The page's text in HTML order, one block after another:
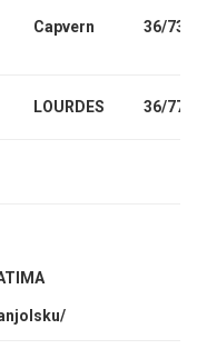
Capvern 36/736
LOURDES 36/772